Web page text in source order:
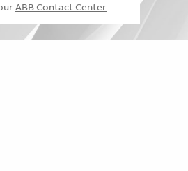
ABB Contact Center